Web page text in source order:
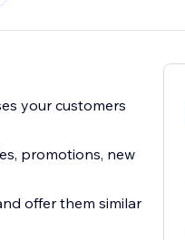
your customers
promotions, new
offer them similar